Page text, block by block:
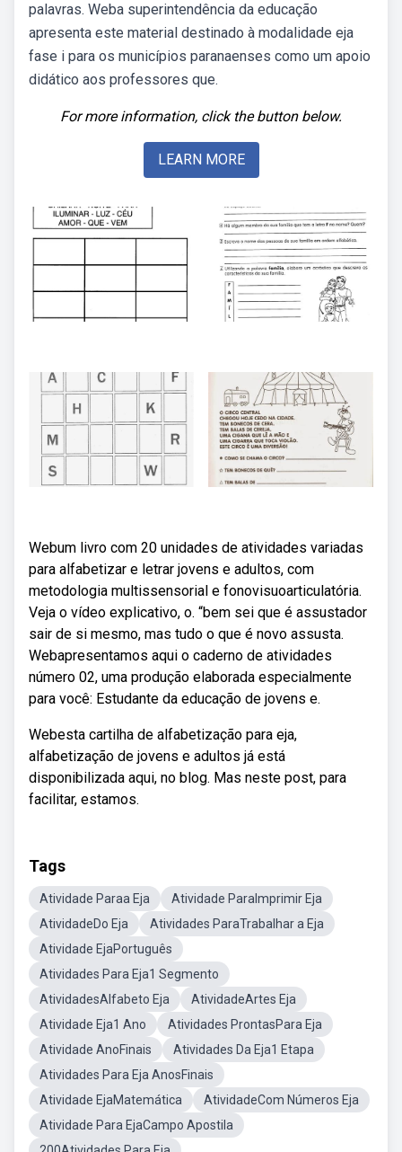
palavras. Weba superintendência da educação
apresenta este material destinado à modalidade eja
fase i para os municípios paranaenses como um apoio
didático aos professores que.
For more information, click the button below.
LEARN MORE
Webum livro com 20 unidades de atividades variadas
para alfabetizar e letrar jovens e adultos, com
metodologia multissensorial e fonovisuoarticulatória.
Veja o vídeo explicativo, o. “bem sei que é assustador
sair de si mesmo, mas tudo o que é novo assusta.
Webapresentamos aqui o caderno de atividades
número 02, uma produção elaborada especialmente
para você: Estudante da educação de jovens e.
Webesta cartilha de alfabetização para eja,
alfabetização de jovens e adultos já está
disponibilizada aqui, no blog. Mas neste post, para
facilitar, estamos.
Tags
Atividade Paraa Eja
Atividade ParaImprimir Eja
AtividadeDo Eja
Atividades ParaTrabalhar a Eja
Atividade EjaPortuguês
Atividades Para Eja1 Segmento
AtividadesAlfabeto Eja
AtividadeArtes Eja
Atividade Eja1 Ano
Atividades ProntasPara Eja
Atividade AnoFinais
Atividades Da Eja1 Etapa
Atividades Para Eja AnosFinais
Atividade EjaMatemática
AtividadeCom Números Eja
Atividade Para EjaCampo Apostila